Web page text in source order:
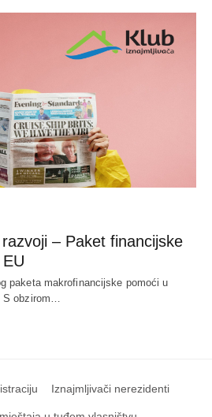
– Paket financijske
paketa makrofinancijske pomoći u
obzirom…
Iznajmljivači nerezidenti